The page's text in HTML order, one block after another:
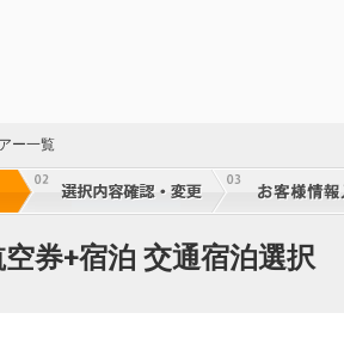
ー一覧
券+宿泊 交通宿泊選択